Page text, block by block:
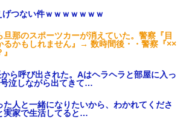
つない件ｗｗｗｗｗｗｗ
旦那のスポーツカーが消えていた。警察『目
るかもしれません』→ 数時間後・・警察『××
ら呼び出された。Aはヘラヘラと部屋に入っ
泣しながら出てきて…
た人と一緒になりたいから、わかれてくださ
実家で生活してると…